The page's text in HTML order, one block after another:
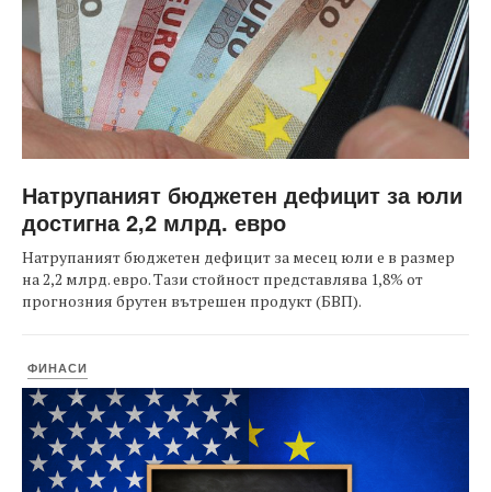
Натрупаният бюджетен дефицит за юли
достигна 2,2 млрд. евро
Натрупаният бюджетен дефицит за месец юли е в размер
на 2,2 млрд. евро. Тази стойност представлява 1,8% от
прогнозния брутен вътрешен продукт (БВП).
ФИНАСИ